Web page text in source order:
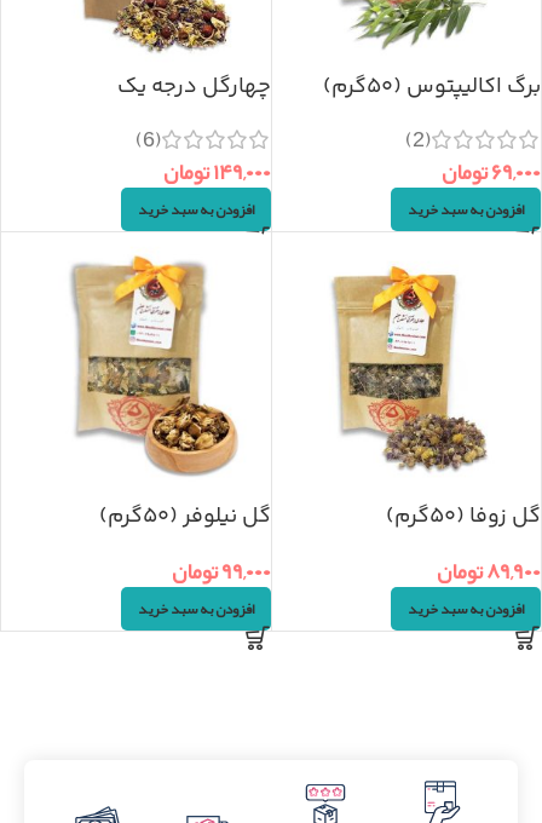
برگ اکالیپتوس (۵۰گرم)
(2)
۶۹,۰۰۰تومان
افزودن به سبد خرید
چهارگل درجه یک
(6)
۱۴۹,۰۰۰تومان
افزودن به سبد خرید
گل زوفا (۵۰گرم)
۸۹,۹۰۰تومان
افزودن به سبد خرید
گل نیلوفر (۵۰گرم)
۹۹,۰۰۰تومان
افزودن به سبد خرید